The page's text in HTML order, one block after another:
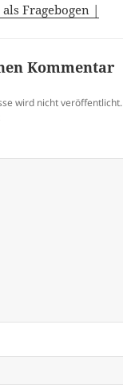
als Fragebogen |
Kommentar
wird nicht veröffentlicht.